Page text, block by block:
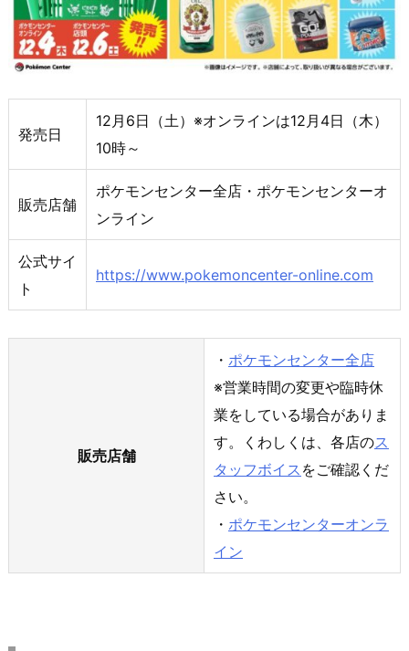
発売日
12月6日（土）※オンラインは12月4日（木）
10時～
販売店舗
ポケモンセンター全店・ポケモンセンターオ
ンライン
公式サイ
ト
https://www.pokemoncenter-online.com
販売店舗
・ ポケモンセンター全店
※営業時間の変更や臨時休
業をしている場合がありま
す。くわしくは、各店のス
タッフボイス をご確認くだ
さい。
・ ポケモンセンターオンラ
イン